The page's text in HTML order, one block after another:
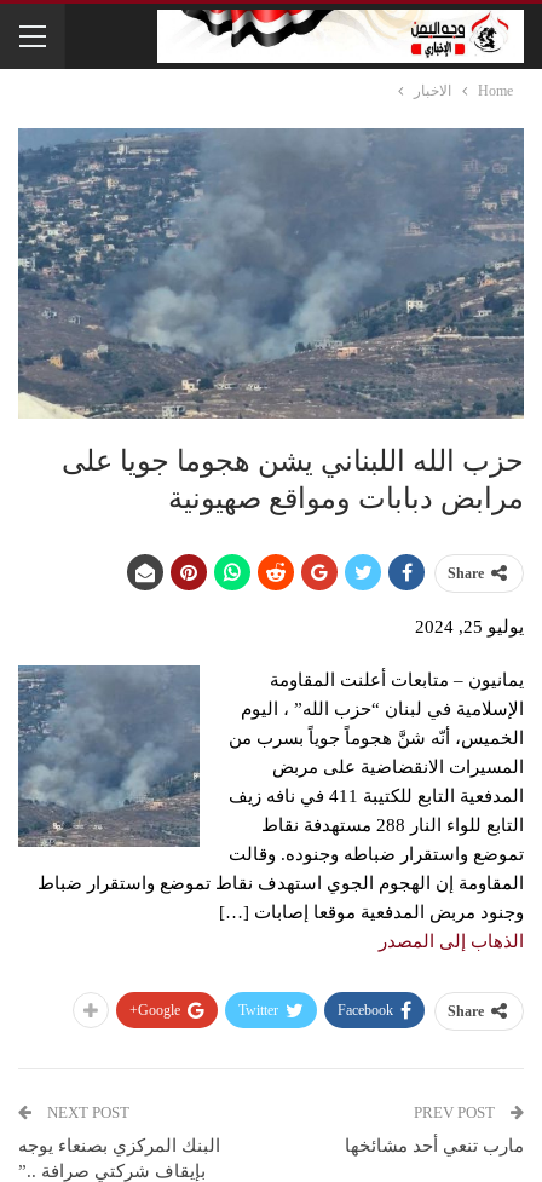
Home الاخبار
حزب الله اللبناني يشن هجوما جويا على
مرابض دبابات ومواقع صهيونية
Share
يوليو 25, 2024
يمانيون – متابعات أعلنت المقاومة
الإسلامية في لبنان “حزب الله” ، اليوم
الخميس، أنّه شنَّ ‏هجوماً جوياً بسرب من
المسيرات الانقضاضية على مربض
المدفعية ‏التابع للكتيبة 411 في نافه زيف
التابع للواء النار 288 مستهدفة نقاط
تموضع واستقرار ضباطه ‏وجنوده. وقالت
المقاومة إن الهجوم الجوي استهدف نقاط تموضع واستقرار ضباط
‏وجنود مربض المدفعية موقعا إصابات […]
الذهاب إلى المصدر
Share
Facebook
Twitter
Google+
مارب تنعي أحد مشائخها
NEXT POST
البنك المركزي بصنعاء يوجه
بإيقاف شركتي صرافة ..”